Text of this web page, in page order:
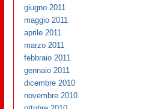
giugno 2011
maggio 2011
aprile 2011
marzo 2011
febbraio 2011
gennaio 2011
dicembre 2010
novembre 2010